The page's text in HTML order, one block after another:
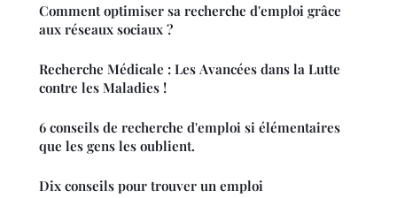
Comment optimiser sa recherche d'emploi grâce
aux réseaux sociaux ?
Recherche Médicale : Les Avancées dans la Lutte
contre les Maladies !
6 conseils de recherche d'emploi si élémentaires
que les gens les oublient.
Dix conseils pour trouver un emploi